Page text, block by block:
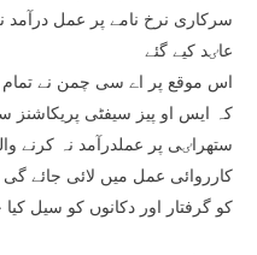
سرکاری نرخ نامے پر عمل درآمد
عاٸد کیے گئے
اس موقع پر اے سی چمن نے تمام
کہ ایس او پیز سیفٹی پریکاشنز
ستھراٸی پر عملدرآمد نہ کرنے
کارروائی عمل میں لائی جائے گی
کو گرفتار اور دکانوں کو سیل کیا